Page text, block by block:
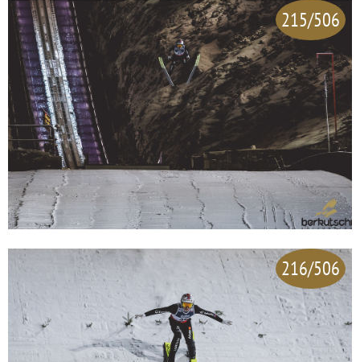
215/506
216/506